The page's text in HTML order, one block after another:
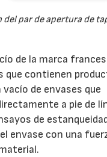
par de apertura de
de la marca
que contienen
de envases que
a pie de
de
envase con una